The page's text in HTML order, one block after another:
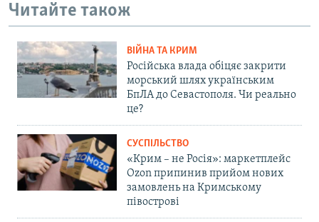
Читайте також
ВІЙНА ТА КРИМ
Російська влада обіцяє закрити
морський шлях українським
БпЛА до Севастополя. Чи реально
це?
СУСПІЛЬСТВО
«Крим – не Росія»: маркетплейс
Ozon припинив прийом нових
замовлень на Кримському
півострові